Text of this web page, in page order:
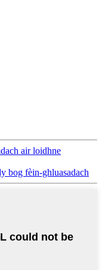
air loidhne
bog fèin-ghluasadach